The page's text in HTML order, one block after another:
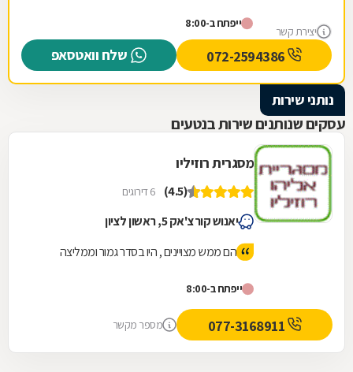
יצירת קשר
מרוצה. תודה רבה על שירות מעולה.
ייפתח ב-8:00
שלח וואטסאפ
נותני שירות
עסקים שנותנים שירות בנטעים
מסגרית רוזיליו
(4.5) 6 דירוגים
יאנוש קורצ'אק 5, ראשון לציון
הם ממש מצויינים , היו בסדר גמור וממליצה
ייפתח ב-8:00
מספר מקשר